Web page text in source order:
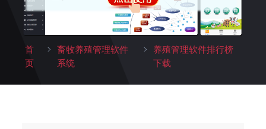
首
页
> 畜牧养殖管理软件
系统
> 养殖管理软件排行榜
下载